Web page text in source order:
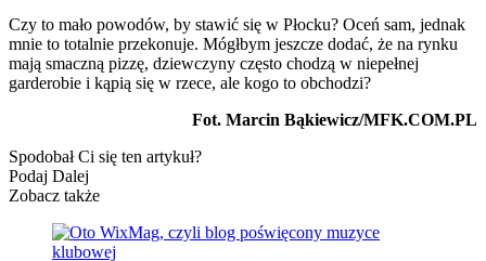
Czy to mało powodów, by stawić się w Płocku? Oceń sam, jednak
mnie to totalnie przekonuje. Mógłbym jeszcze dodać, że na rynku
mają smaczną pizzę, dziewczyny często chodzą w niepełnej
garderobie i kąpią się w rzece, ale kogo to obchodzi?
Fot. Marcin Bąkiewicz/MFK.COM.PL
Spodobał Ci się ten artykuł?
Podaj Dalej
Zobacz także